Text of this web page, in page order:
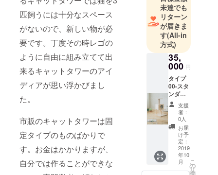
匹飼うには十分なスペース
がないので、新しい物が必
要です。丁度その時レゴの
ように自由に組み立てて出
来るキャットタワーのアイ
ディアが思い浮かびまし
た。
市販のキャットタワーは固
定タイプのものばかりで
す。お金はかかりますが、
自分では作ることができな
未達でも
リターン
が届きま
す(All-in
方式)
35,
000 円
タイプ
00-スタ
ンダー
ドルー
ム 基本
となる
スタン
ダード
タイプ
の猫
ルー
ム。
パーツ
支援
者：
0人
お届
け予
定：
2019
年10
月
こ
の
リ
タ